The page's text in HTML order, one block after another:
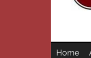
Home